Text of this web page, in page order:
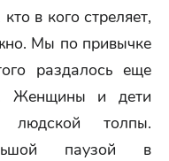
в кого стреляет,
Мы по привычке
раздалось еще
Женщины и дети
людской толпы.
паузой в